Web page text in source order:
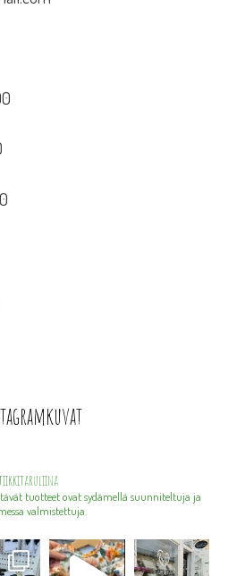
tuotteet ovat sydämellä suunniteltuja ja
valmistettuja.